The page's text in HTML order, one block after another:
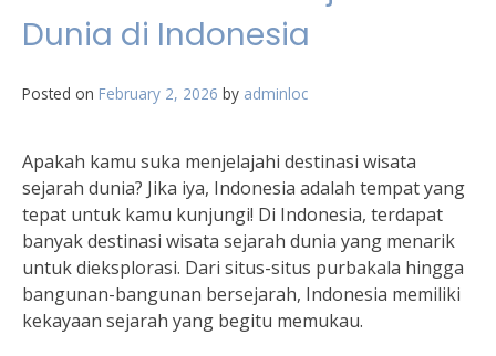
Dunia di Indonesia
Posted on February 2, 2026 by adminloc
Apakah kamu suka menjelajahi destinasi wisata
sejarah dunia? Jika iya, Indonesia adalah tempat yang
tepat untuk kamu kunjungi! Di Indonesia, terdapat
banyak destinasi wisata sejarah dunia yang menarik
untuk dieksplorasi. Dari situs-situs purbakala hingga
bangunan-bangunan bersejarah, Indonesia memiliki
kekayaan sejarah yang begitu memukau.